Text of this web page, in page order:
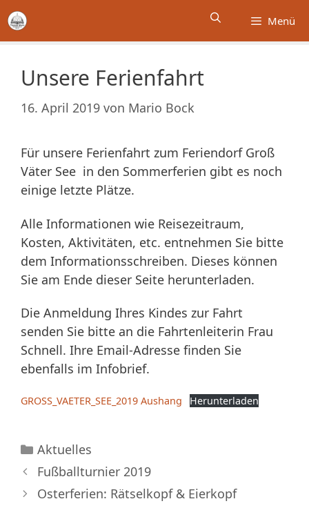
Zum
Inhalt
springen
Menü
Unsere Ferienfahrt
16. April 2019 von Mario Bock
Für unsere Ferienfahrt zum Feriendorf Groß
Väter See in den Sommerferien gibt es noch
einige letzte Plätze.
Alle Informationen wie Reisezeitraum,
Kosten, Aktivitäten, etc. entnehmen Sie bitte
dem Informationsschreiben. Dieses können
Sie am Ende dieser Seite herunterladen.
Die Anmeldung Ihres Kindes zur Fahrt
senden Sie bitte an die Fahrtenleiterin Frau
Schnell. Ihre Email-Adresse finden Sie
ebenfalls im Infobrief.
GROSS_VAETER_SEE_2019 Aushang Herunterladen
Kategorien
Aktuelles
Fußballturnier 2019
Osterferien: Rätselkopf & Eierkopf